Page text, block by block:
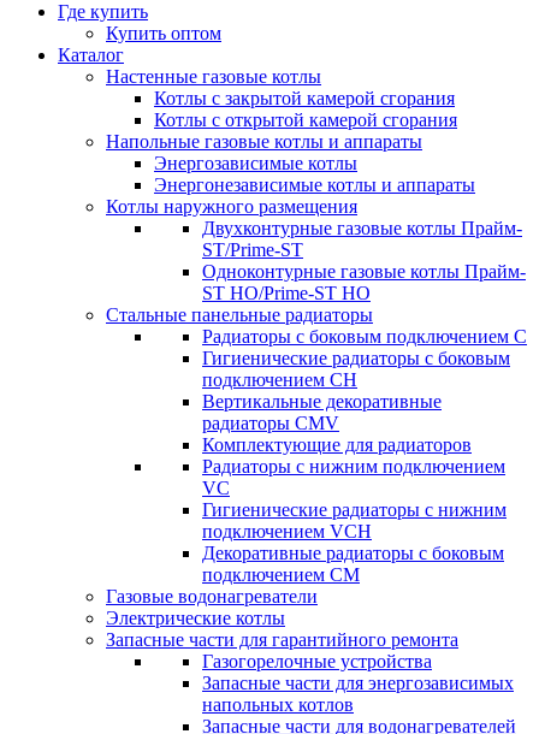
Где купить
Купить оптом
Каталог
Настенные газовые котлы
Котлы с закрытой камерой сгорания
Котлы с открытой камерой сгорания
Напольные газовые котлы и аппараты
Энергозависимые котлы
Энергонезависимые котлы и аппараты
Котлы наружного размещения
Двухконтурные газовые котлы Прайм-
ST/Prime-ST
Одноконтурные газовые котлы Прайм-
ST HO/Prime-ST HO
Стальные панельные радиаторы
Радиаторы c боковым подключением C
Гигиенические радиаторы c боковым
подключением CH
Вертикальные декоративные
радиаторы CMV
Комплектующие для радиаторов
Радиаторы c нижним подключением
VC
Гигиенические радиаторы c нижним
подключением VCH
Декоративные радиаторы с боковым
подключением CM
Газовые водонагреватели
Электрические котлы
Запасные части для гарантийного ремонта
Газогорелочные устройства
Запасные части для энергозависимых
напольных котлов
Запасные части для водонагревателей